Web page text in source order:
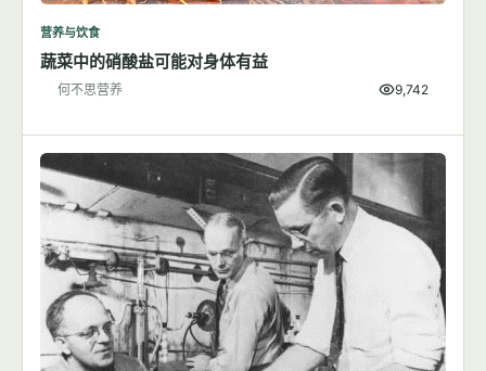
营养与饮食
蔬菜中的硝酸盐可能对身体有益
何不思营养 9,742